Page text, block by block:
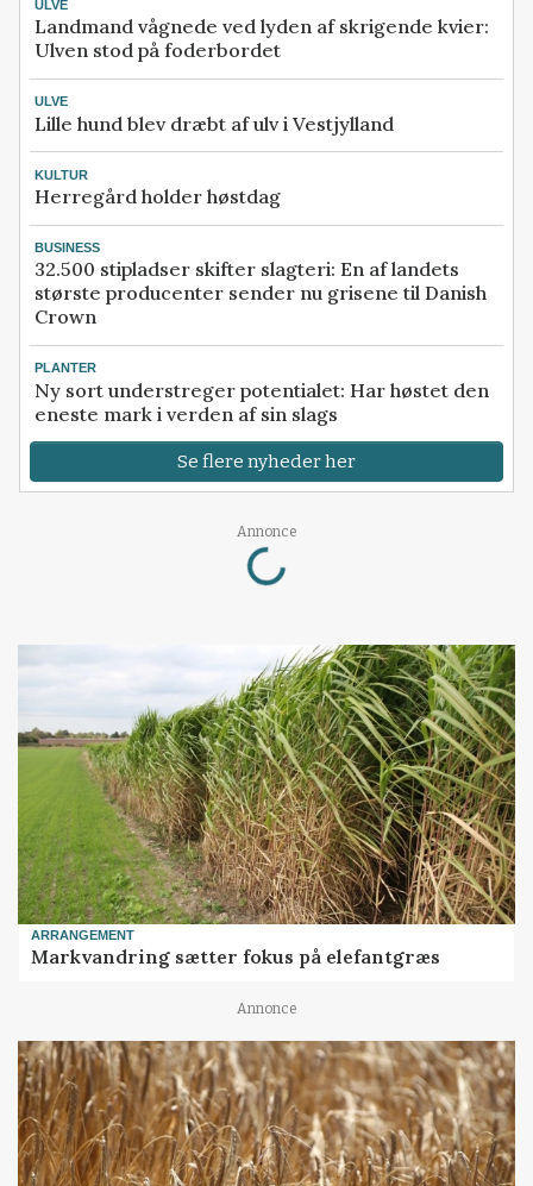
ULVE
Landmand vågnede ved lyden af skrigende kvier:
Ulven stod på foderbordet
ULVE
Lille hund blev dræbt af ulv i Vestjylland
KULTUR
Herregård holder høstdag
BUSINESS
32.500 stipladser skifter slagteri: En af landets
største producenter sender nu grisene til Danish
Crown
PLANTER
Ny sort understreger potentialet: Har høstet den
eneste mark i verden af sin slags
Se flere nyheder her
Annonce
Loading...
ARRANGEMENT
Markvandring sætter fokus på elefantgræs
Annonce